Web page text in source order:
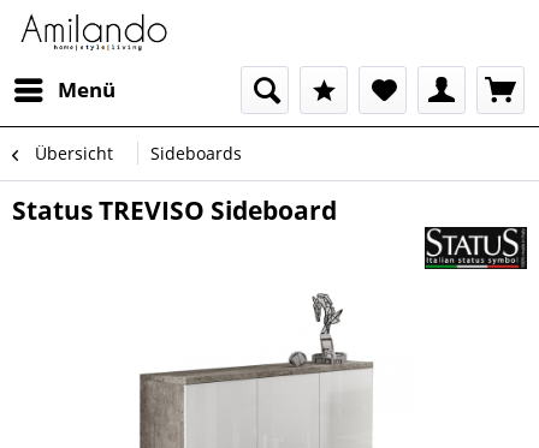
Menü
Übersicht Sideboards
Status TREVISO Sideboard